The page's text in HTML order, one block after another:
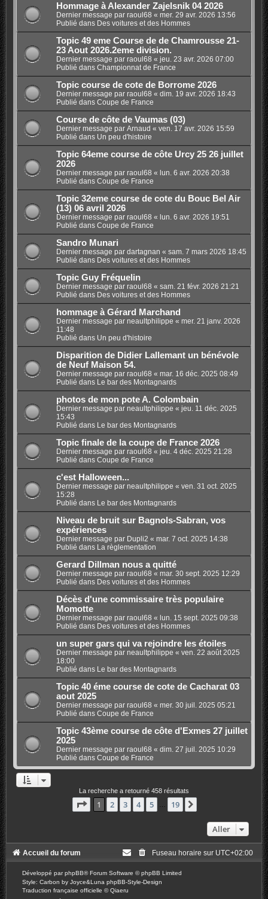
Hommage à Alexander Zajelsnik 04 2026
Dernier message par raoul68 « mer. 29 avr. 2026 13:56
Publié dans Des voitures et des Hommes
Topic 49 eme Course de de Chamrousse 21-
23 Aout 2026.2eme division.
Dernier message par raoul68 « jeu. 23 avr. 2026 07:00
Publié dans Championnat de France
Topic course de cote de Borrome 2026
Dernier message par raoul68 « dim. 19 avr. 2026 18:43
Publié dans Coupe de France
Course de côte de Vaumas (03)
Dernier message par Arnaud « ven. 17 avr. 2026 15:59
Publié dans Un peu d'histoire
Topic 64eme course de côte Urcy 25 26 juillet
2026
Dernier message par raoul68 « lun. 6 avr. 2026 20:38
Publié dans Coupe de France
Topic 32eme course de cote du Bouc Bel Air
(13) 06 avril 2026
Dernier message par raoul68 « lun. 6 avr. 2026 19:51
Publié dans Coupe de France
Sandro Munari
Dernier message par dartagnan « sam. 7 mars 2026 18:45
Publié dans Des voitures et des Hommes
Topic Guy Fréquelin
Dernier message par raoul68 « sam. 21 févr. 2026 21:21
Publié dans Des voitures et des Hommes
hommage à Gérard Marchand
Dernier message par neaultphilippe « mer. 21 janv. 2026
11:48
Publié dans Un peu d'histoire
Disparition de Didier Lallemant un bénévole
de Neuf Maison 54.
Dernier message par raoul68 « mar. 16 déc. 2025 08:49
Publié dans Le bar des Montagnards
photos de mon pote A. Colombain
Dernier message par neaultphilippe « jeu. 11 déc. 2025
15:43
Publié dans Le bar des Montagnards
Topic finale de la coupe de France 2026
Dernier message par raoul68 « jeu. 4 déc. 2025 21:28
Publié dans Coupe de France
c'est Halloween...
Dernier message par neaultphilippe « ven. 31 oct. 2025
15:28
Publié dans Le bar des Montagnards
Niveau de bruit sur Bagnols-Sabran, vos
expériences
Dernier message par Dupli2 « mar. 7 oct. 2025 14:38
Publié dans La règlementation
Gerard Dillman nous a quitté
Dernier message par raoul68 « mar. 30 sept. 2025 12:29
Publié dans Des voitures et des Hommes
Décès d'une commissaire très populaire
Momotte
Dernier message par raoul68 « lun. 15 sept. 2025 09:38
Publié dans Des voitures et des Hommes
un super gars qui va rejoindre les étoiles
Dernier message par neaultphilippe « ven. 22 août 2025
18:00
Publié dans Le bar des Montagnards
Topic 40 éme course de cote de Cacharat 03
aout 2025
Dernier message par raoul68 « mer. 30 juil. 2025 05:21
Publié dans Coupe de France
Topic 43ème course de côte d'Exmes 27 juillet
2025
Dernier message par raoul68 « dim. 27 juil. 2025 10:29
Publié dans Coupe de France
La recherche a retourné 458 résultats
Page 1sur19
1 2 3 4 5 19
Aller
Accueil du forum Fuseau horaire sur UTC+02:00
Développé parphpBB® Forum Software © phpBB Limited
Style: Carbon by Joyce&Luna phpBB-Style-Design
Traduction française officielle ©Qiaeru